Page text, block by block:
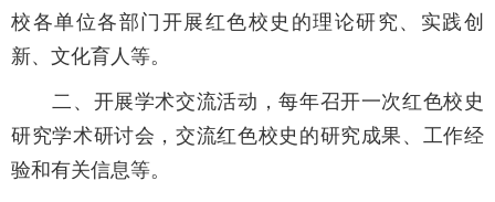
校各单位各部门开展红色校史的理论研究、实践创
新、文化育人等。
二、开展学术交流活动，每年召开一次红色校史
研究学术研讨会，交流红色校史的研究成果、工作经
验和有关信息等。